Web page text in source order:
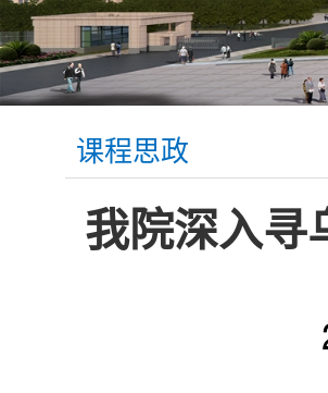
课程思政
我院深入寻